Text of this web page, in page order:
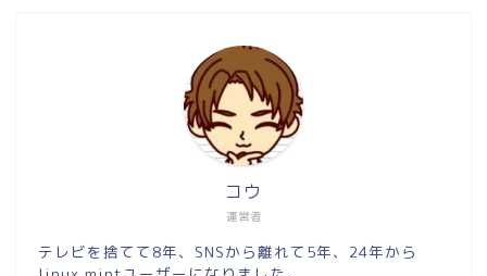
運営者
コウ
テレビを捨てて8年、SNSから離れて5年、24年から